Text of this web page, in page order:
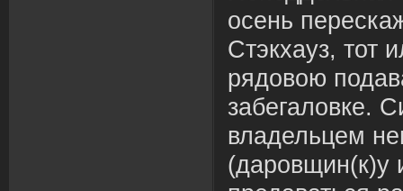
осень
Стэкхауз, тот
рядовою
забегаловке.
владельцем
(даровщин(к)у